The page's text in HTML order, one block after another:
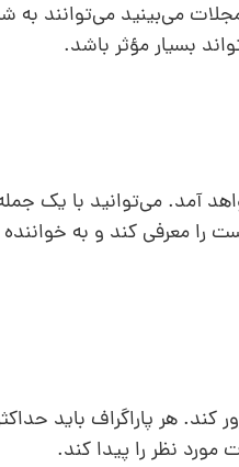
می‌بینید می‌توانند به
بسیار مؤثر باشد.
آمد. می‌توانید با یک جمله
را معرفی کند و به
مورد نظر را پیدا کند.